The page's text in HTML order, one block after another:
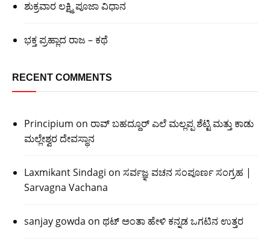
ಶುಕ್ರವಾರ ಲಕ್ಷ್ಮಿ ಪೂಜಾ ವಿಧಾನ
ಭಕ್ತ ಪ್ರಹ್ಲಾದ ರಾಜ – ಕಥೆ
RECENT COMMENTS
Principium on ರಾವ್ ಬಹದ್ದೂರ್ ಎಲೆ ಮಲ್ಲಪ್ಪ ಶೆಟ್ಟಿ ಮತ್ತು ಕಾಡು
ಮಲ್ಲೇಶ್ವರ ದೇವಸ್ಥಾನ
Laxmikant Sindagi on ಸರ್ವಜ್ಞ ವಚನ ಸಂಪೂರ್ಣ ಸಂಗ್ರಹ |
Sarvagna Vachana
sanjay gowda on ಥಟ್ ಅಂತಾ ಹೇಳಿ ಕನ್ನಡ ಒಗಟಿನ ಉತ್ತರ